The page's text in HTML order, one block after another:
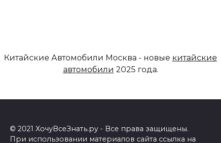
Китайские Автомобили Москва - новые китайские
автомобили 2025 года.
© 2021 ХочуВсеЗнать.ру - Все права защищены.
При использовании материалов сайта ссылка на